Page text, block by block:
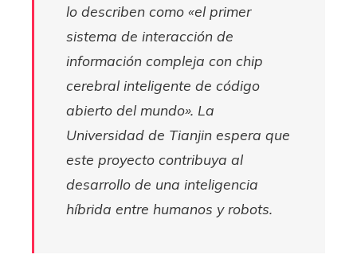
lo describen como «el primer
sistema de interacción de
información compleja con chip
cerebral inteligente de código
abierto del mundo». La
Universidad de Tianjin espera que
este proyecto contribuya al
desarrollo de una inteligencia
híbrida entre humanos y robots.